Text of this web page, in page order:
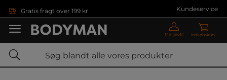
Gratis fragt over 199 kr Kundeservice
Min profil Indkøbskurv